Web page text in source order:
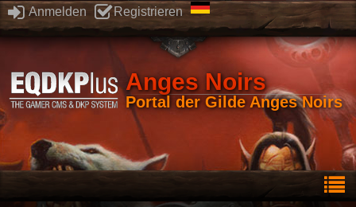
Anmelden Registrieren
Anges Noirs
Portal der Gilde Anges Noirs